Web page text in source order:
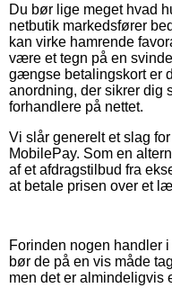
Du bør lige meget hvad
netbutik markedsfører
kan virke hamrende
være et tegn på en
gængse betalingskort er
anordning, der sikrer dig
forhandlere på nettet.
Vi slår generelt et slag
MobilePay. Som en
af et afdragstilbud fra
at betale prisen over et
Forinden nogen handler
bør de på en vis måde
men det er almindeligvis